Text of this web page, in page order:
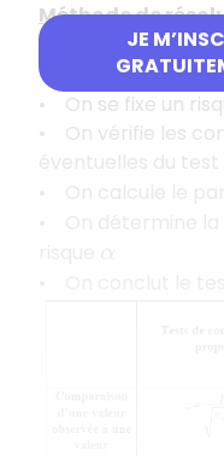
JE
Méthode de
• On formule les
• On identifie le
• On se fixe un
• On vérifie les
éventuelles du test